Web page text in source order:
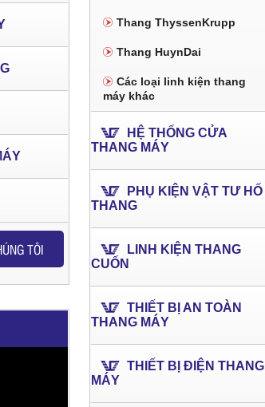
TÔI
Thang ThyssenKrupp
Thang HuynDai
Các loại linh kiện thang
máy khác
HỆ THỐNG CỬA
THANG MÁY
PHỤ KIỆN VẬT TƯ HỐ
THANG
LINH KIỆN THANG
CUỐN
THIẾT BỊ AN TOÀN
THANG MÁY
THIẾT BỊ ĐIỆN THANG
MÁY